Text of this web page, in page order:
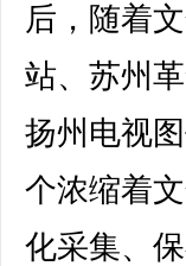
后，随着
站、苏州
扬州电视
个浓缩着
化采集、保